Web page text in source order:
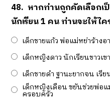
48. หากท่านถูกคัดเลือกเ
นักเรียน 1 คน ท่านจะให้ใค
เด็กชายแก้ว พ่อแม่หย่าร้าง
เด็กหญิงดาว นักเรียนชาวเ
เด็กชายดำ ฐานะยากจน เรี
เด็กหญิงเดือน ขยันช่วยพ่อแ
ครอบครัว